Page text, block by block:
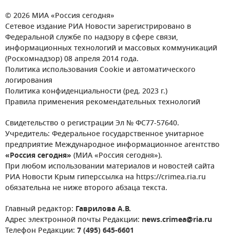
© 2026 МИА «Россия сегодня»
Сетевое издание РИА Новости зарегистрировано в
Федеральной службе по надзору в сфере связи,
информационных технологий и массовых коммуникаций
(Роскомнадзор) 08 апреля 2014 года.
Политика использования Cookie и автоматического
логирования
Политика конфиденциальности (ред. 2023 г.)
Правила применения рекомендательных технологий
Свидетельство о регистрации Эл № ФС77-57640.
Учредитель: Федеральное государственное унитарное
предприятие Международное информационное агентство
«Россия сегодня» (МИА «Россия сегодня»).
При любом использовании материалов и новостей сайта
РИА Новости Крым гиперссылка на https://crimea.ria.ru
обязательна не ниже второго абзаца текста.
Главный редактор: Гаврилова А.В.
Адрес электронной почты Редакции: news.crimea@ria.ru
Телефон Редакции: 7 (495) 645-6601